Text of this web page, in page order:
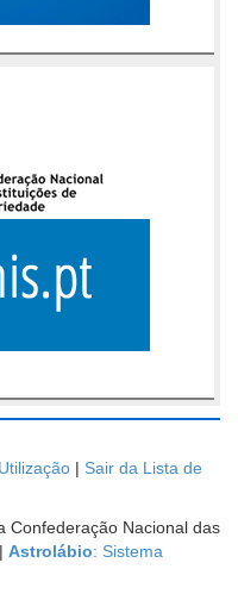
| Sair da Lista de
Confederação Nacional das
| Astrolábio: Sistema